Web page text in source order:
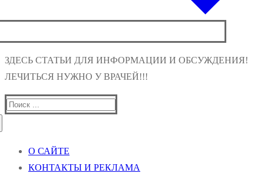
ЗДЕСЬ СТАТЬИ ДЛЯ ИНФОРМАЦИИ И ОБСУЖДЕНИЯ!
ЛЕЧИТЬСЯ НУЖНО У ВРАЧЕЙ!!!
Найти:
О САЙТЕ
КОНТАКТЫ И РЕКЛАМА